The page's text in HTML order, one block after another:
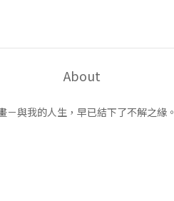
About
－與我的人生，早已結下了不解之緣。